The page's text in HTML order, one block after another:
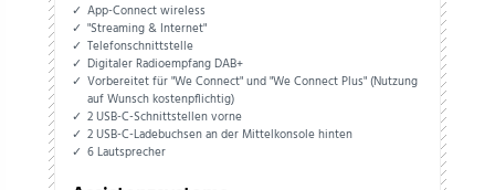
App-Connect wireless
"Streaming & Internet"
Telefonschnittstelle
Digitaler Radioempfang DAB+
Vorbereitet für "We Connect" und "We Connect Plus" (Nutzung
auf Wunsch kostenpflichtig)
2 USB-C-Schnittstellen vorne
2 USB-C-Ladebuchsen an der Mittelkonsole hinten
6 Lautsprecher